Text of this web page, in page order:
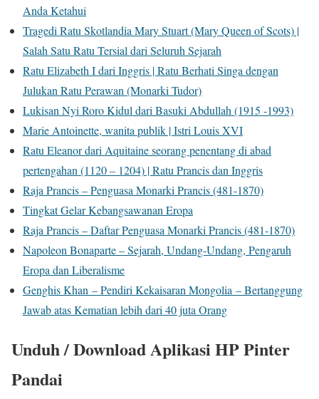
Anda Ketahui
Tragedi Ratu Skotlandia Mary Stuart (Mary Queen of Scots) |
Salah Satu Ratu Tersial dari Seluruh Sejarah
Ratu Elizabeth I dari Inggris | Ratu Berhati Singa dengan
Julukan Ratu Perawan (Monarki Tudor)
Lukisan Nyi Roro Kidul dari Basuki Abdullah (1915 -1993)
Marie Antoinette, wanita publik | Istri Louis XVI
Ratu Eleanor dari Aquitaine seorang penentang di abad
pertengahan (1120 – 1204) | Ratu Prancis dan Inggris
Raja Prancis – Penguasa Monarki Prancis (481-1870)
Tingkat Gelar Kebangsawanan Eropa
Raja Prancis – Daftar Penguasa Monarki Prancis (481-1870)
Napoleon Bonaparte – Sejarah, Undang-Undang, Pengaruh
Eropa dan Liberalisme
Genghis Khan – Pendiri Kekaisaran Mongolia – Bertanggung
Jawab atas Kematian lebih dari 40 juta Orang
Unduh / Download Aplikasi HP Pinter
Pandai